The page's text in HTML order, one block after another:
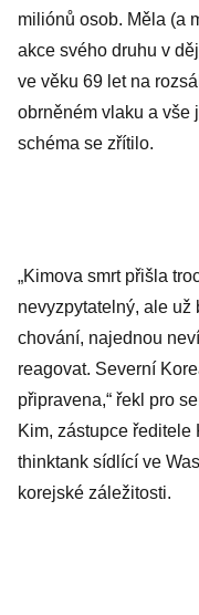
miliónů osob. Měla (a
akce svého druhu v
ve věku 69 let na
obrněném vlaku a vše
schéma se zřítilo.
„Kimova smrt přišla
nevyzpytatelný, ale už
chování, najednou
reagovat. Severní
připravena,“ řekl pro
Kim, zástupce ředitele
thinktank sídlící ve
korejské záležitosti.